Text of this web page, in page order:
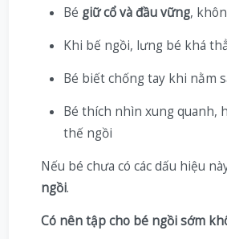
Bé giữ cổ và đầu vững,
Khi bế ngồi, lưng bé khá
Bé biết chống tay khi nằm
Bé thích nhìn xung quanh,
thế ngồi
Nếu bé chưa có các dấu hiệu
ngồi.
Có nên tập cho bé ngồi sớm